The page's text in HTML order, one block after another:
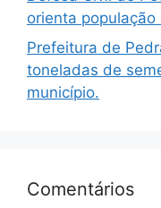
orienta
Prefeitura de
toneladas de
município.
Comentários